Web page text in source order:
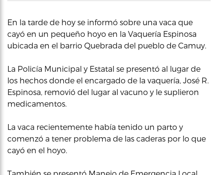
En la tarde de hoy se informó sobre una vaca que
cayó en un pequeño hoyo en la Vaquería Espinosa
ubicada en el barrio Quebrada del pueblo de Camuy.
La Policía Municipal y Estatal se presentó al lugar de
los hechos donde el encargado de la vaquería, José R.
Espinosa, removió del lugar al vacuno y le suplieron
medicamentos.
La vaca recientemente había tenido un parto y
comenzó a tener problema de las caderas por lo que
cayó en el hoyo.